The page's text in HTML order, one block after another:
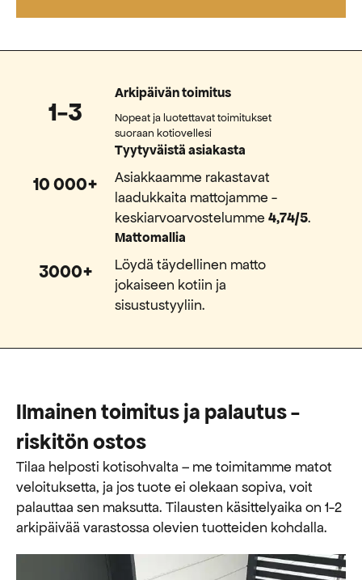
1-3
Arkipäivän toimitus
Nopeat ja luotettavat toimitukset
suoraan kotiovellesi
10 000+
Tyytyväistä asiakasta
Asiakkaamme rakastavat
laadukkaita mattojamme -
keskiarvoarvostelumme4,74/5.
3000+
Mattomallia
Löydä täydellinen matto
jokaiseen kotiin ja
sisustustyyliin.
Ilmainen toimitus ja palautus -
riskitön ostos
Tilaa helposti kotisohvalta – me toimitamme matot
veloituksetta, ja jos tuote ei olekaan sopiva, voit
palauttaa sen maksutta. ​​Tilausten käsittelyaika on 1-2
arkipäivää varastossa olevien tuotteiden kohdalla.